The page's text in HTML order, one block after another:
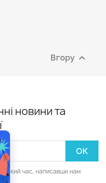
Вгору 
новини та
який час, написавши нам